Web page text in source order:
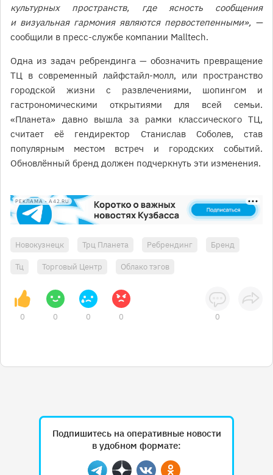
культурных пространств, где ясность сообщения
и визуальная гармония являются первостепенными», —
сообщили в пресс-службе компании Malltech.
Одна из задач ребрендинга — обозначить превращение
ТЦ в современный лайфстайл-молл, или пространство
городской жизни с развлечениями, шопингом и
гастрономическими открытиями для всей семьи.
«Планета» давно вышла за рамки классического ТЦ,
считает её гендиректор Станислав Соболев, став
популярным местом встреч и городских событий.
Обновлённый бренд должен подчеркнуть эти изменения.
РЕКЛАМА • A42.RU
Новокузнецк Трц Планета Ребрендинг Бренд
Тц Торговый Центр Облако тэгов
0 0 0 0 0
Подпишитесь на оперативные новости
в удобном формате: